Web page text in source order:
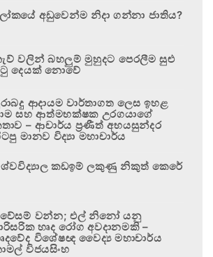
අඩුවෙන්ම නිදා ගන්නා ජාතිය?
වලින් බහලුම් මුහුදට පෙරලීම සුළු
දෙයක් නොවේ
ආදායම වාර්තාගත ලෙස ඉහළ
සහ ආත්මභක්ෂක උරගයාගේ
– ආචාර්ය ප්‍රණීත් අභයසුන්දර
මානව විද්‍යා මහාචාර්ය
කඩඉම් ලකුණු නිකුත් කෙරේ
වන්න; එල් නිනෝ යනු
හෘද රෝග අවදානමකි –
විශේෂඥ වෛද්‍ය මහාචාර්ය
විජයසිංහ